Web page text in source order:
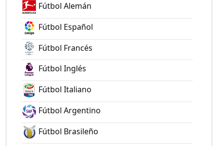
Fútbol Alemán
Fútbol Español
Fútbol Francés
Fútbol Inglés
Fútbol Italiano
Fútbol Argentino
Fútbol Brasileño